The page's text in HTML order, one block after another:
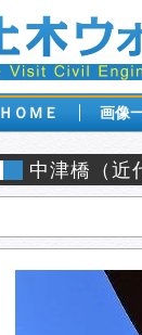
ＨＯＭＥ 画像
中津橋（近